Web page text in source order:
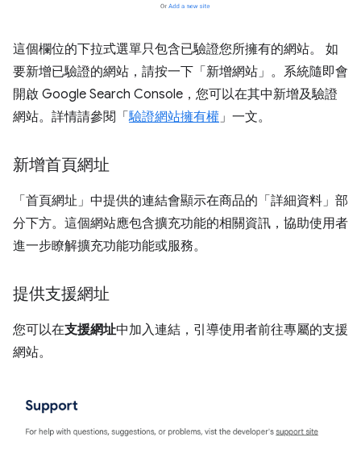
這個欄位的下拉式選單只包含已驗證您所擁有的網站。 如
要新增已驗證的網站，請按一下「新增網站」 。系統隨即會
開啟 Google Search Console，您可以在其中新增及驗證
網站。詳情請參閱「驗證網站擁有權」一文。
新增首頁網址
「首頁網址」 中提供的連結會顯示在商品的「詳細資料」 部
分下方。這個網站應包含擴充功能的相關資訊，協助使用者
進一步瞭解擴充功能功能或服務。
提供支援網址
您可以在支援網址中加入連結，引導使用者前往專屬的支援
網站。